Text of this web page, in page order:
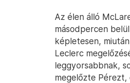
Az élen álló
másodpercen
képletesen,
Leclerc
leggyorsabbnak,
megelőzte